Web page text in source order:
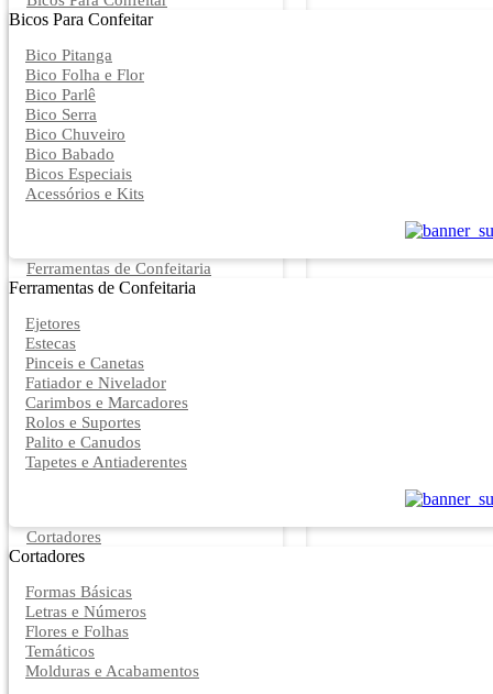
Bicos Para Confeitar
Bico Pitanga
Bico Folha e Flor
Bico Parlê
Bico Serra
Bico Chuveiro
Bico Babado
Bicos Especiais
Acessórios e Kits
Ferramentas de Confeitaria
Ferramentas de Confeitaria
Ejetores
Estecas
Pinceis e Canetas
Fatiador e Nivelador
Carimbos e Marcadores
Rolos e Suportes
Palito e Canudos
Tapetes e Antiaderentes
Cortadores
Cortadores
Formas Básicas
Letras e Números
Flores e Folhas
Temáticos
Molduras e Acabamentos